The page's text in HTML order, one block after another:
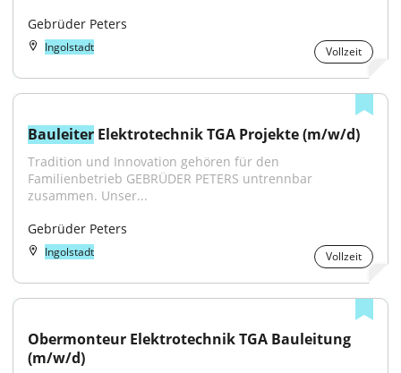
Gebrüder Peters
Ingolstadt Vollzeit
Bauleiter Elektrotechnik TGA Projekte (m/w/d)
Tradition und Innovation gehören für den
Familienbetrieb GEBRÜDER PETERS untrennbar
zusammen. Unser...
Gebrüder Peters
Ingolstadt Vollzeit
Obermonteur Elektrotechnik TGA Bauleitung
(m/w/d)